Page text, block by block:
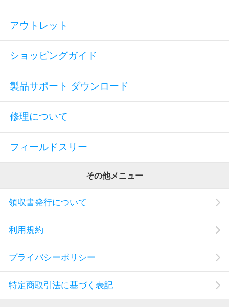
アウトレット
ショッピングガイド
製品サポート ダウンロード
修理について
フィールドスリー
その他メニュー
領収書発行について
利用規約
プライバシーポリシー
特定商取引法に基づく表記